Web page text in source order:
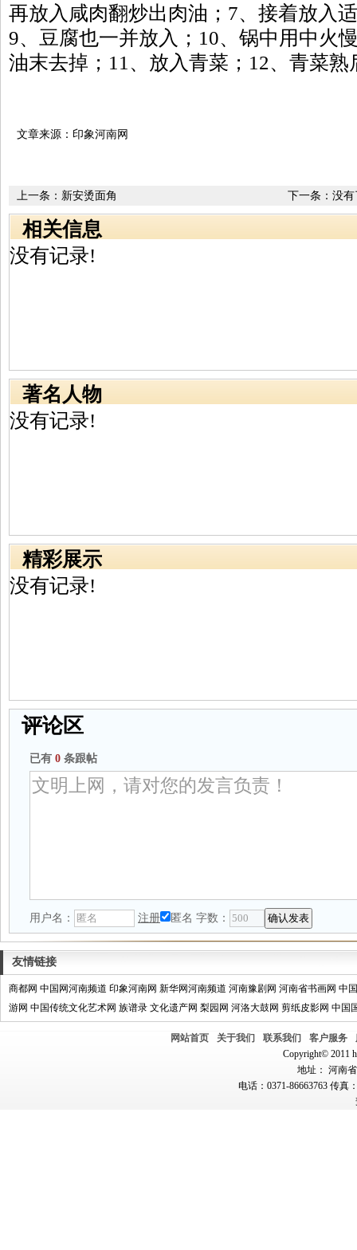
再放入咸肉翻炒出肉油；7、接着放入
9、豆腐也一并放入；10、锅中用中火
油末去掉；11、放入青菜；12、青菜
文章来源：印象河南网
下一条：没有
上一条： 新安烫面角
相关信息
没有记录!
著名人物
没有记录!
精彩展示
没有记录!
评论区
已有 0 条跟帖
用户名： 注册 匿名 字数：
友情链接
商都网 中国网河南频道 印象河南网 新华网河南频道 河南豫剧网 河南省书画网 中
游网 中国传统文化艺术网 族谱录 文化遗产网 梨园网 河洛大鼓网 剪纸皮影网 中国
网站首页 关于我们 联系我们 客户服务
Copyright© 2011
地址： 河南
电话：0371-86663763 传真